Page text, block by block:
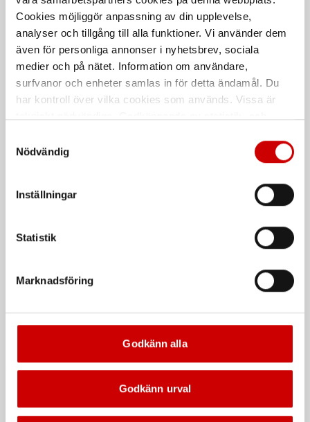
Cookies möjliggör anpassning av din upplevelse,
analyser och tillgång till alla funktioner. Vi använder dem
även för personliga annonser i nyhetsbrev, sociala
medier och på nätet. Information om användare,
surfvanor och enheter samlas in för detta ändamål. Du
har kontroll över vilka cookies som används. Vissa är
länder utanför EU med olika dataskyddsnormer. Genom
att godkänna samtycker du till sådana överföringar. Läs
Nödvändig
Inställningar
Statistik
Marknadsföring
Godkänn alla
Godkänn urval
Aluminium - AL
Anodized
Vajersling 3M Protecta 2
balkar, ställningar eller
Förankringspunkt
De som köpte, köpte även
Kampanj